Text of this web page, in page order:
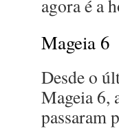
agora é a
Mageia 6
Desde o
Mageia 6,
passaram